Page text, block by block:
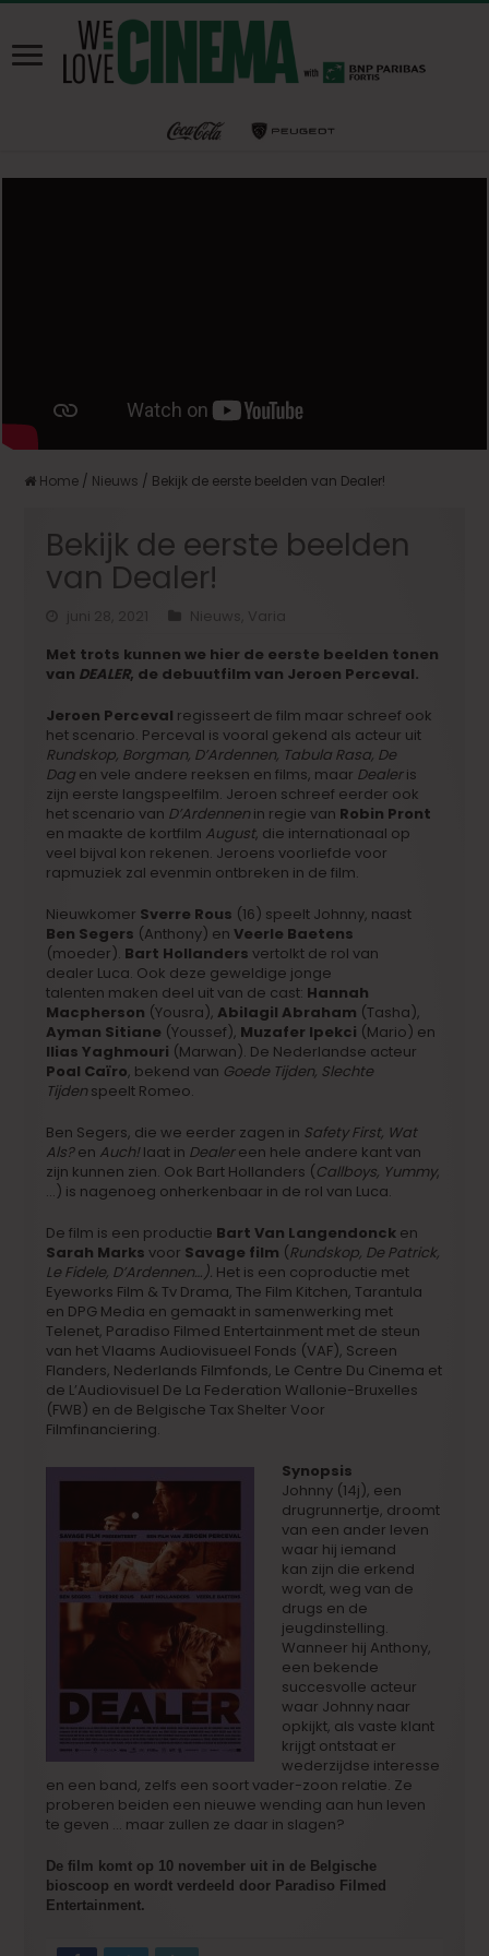
Home / Nieuws / Bekijk de eerste beelden van Dealer!
Bekijk de eerste beelden
van Dealer!
Nieuws
Varia
Met trots kunnen we hier de eerste beelden tonen
van DEALER, de debuutfilm van Jeroen Perceval.
Jeroen Perceval regisseert de film maar schreef ook
het scenario. Perceval is vooral gekend als acteur uit
Rundskop, Borgman, D’Ardennen, Tabula Rasa, De
Dag en vele andere reeksen en films, maar Dealeris
zijn eerste langspeelfilm. Jeroen schreef eerder ook
het scenario van D’Ardennen in regie van Robin Pront
en maakte de kortfilm August, die internationaal op
veel bijval kon rekenen. Jeroens voorliefde voor
rapmuziek zal evenmin ontbreken in de film.
Nieuwkomer Sverre Rous (16) speelt Johnny, naast
Ben Segers (Anthony) enVeerle Baetens
(moeder). Bart Hollandersvertolkt de rol van
dealer Luca. Ook deze geweldige jonge
talenten maken deel uit van de cast: Hannah
Macpherson (Yousra),Abilagil Abraham (Tasha),
Ayman Sitiane (Youssef), Muzafer Ipekci (Mario) en
Ilias Yaghmouri (Marwan). De Nederlandse acteur
Poal Caïro, bekend van Goede Tijden, Slechte
Tijden speelt Romeo.
Ben Segers, die we eerder zagen in Safety First, Wat
Als?en Auch!laat in Dealereen hele andere kant van
zijn kunnen zien. Ook Bart Hollanders (Callboys, Yummy,
…) is nagenoeg onherkenbaar in de rol van Luca.
De film is een productie Bart Van Langendonck en
Sarah Marks voor Savage film (Rundskop, De Patrick,
Le Fidele, D’Ardennen…). Het is een coproductie met
Eyeworks Film & Tv Drama, The Film Kitchen, Tarantula
en DPG Media en gemaakt in samenwerking met
Telenet, Paradiso Filmed Entertainment met de steun
van het Vlaams Audiovisueel Fonds (VAF), Screen
Flanders, Nederlands Filmfonds, Le Centre Du Cinema et
de L’Audiovisuel De La Federation Wallonie-Bruxelles
(FWB) en de Belgische Tax Shelter Voor
Filmfinanciering.
Synopsis
Johnny (14j), een
drugrunnertje, droomt
van een ander leven
waar hij iemand
kan zijn die erkend
wordt, weg van de
drugs en de
jeugdinstelling.
Wanneer hij Anthony,
een bekende
succesvolle acteur
waar Johnny naar
opkijkt, als vaste klant
krijgt ontstaat er
wederzijdse interesse
en een band, zelfs een soort vader-zoon relatie. Ze
proberen beiden een nieuwe wending aan hun leven
te geven … maar zullen ze daar in slagen?
De film komt op 10 november uit in de Belgische
bioscoop en wordt verdeeld door Paradiso Filmed
Entertainment.